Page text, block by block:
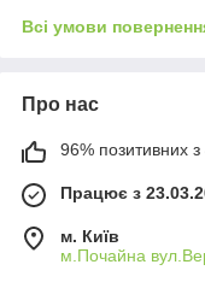
Всі умови
Про нас
96% позитивних з
Працює з
м. Київ
м.Почайна